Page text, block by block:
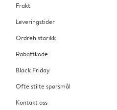
Frakt
Leveringstider
Ordrehistorikk
Rabattkode
Black Friday
Ofte stilte spørsmål
Kontakt oss